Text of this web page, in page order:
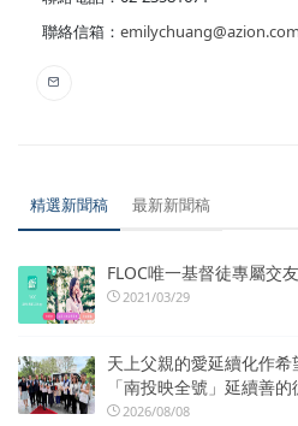
聯絡信箱：
精選新聞稿 最新新聞稿
FLOC唯一基督徒專屬交
2021/03/29
天上父親的愛延續化作
「南投映全號」延續善的
2026/08/08